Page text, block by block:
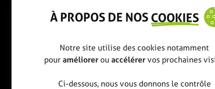
À PROPOS DE NOS COOKIES
Notre site utilise des cookies notamment
pour améliorer ou accélérer vos prochaines
Ci-dessous, nous vous donnons le contrôle